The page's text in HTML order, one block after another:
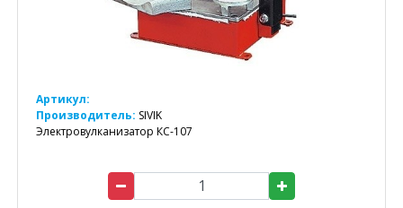
Артикул:
Производитель: SIVIK
Электровулканизатор КС-107